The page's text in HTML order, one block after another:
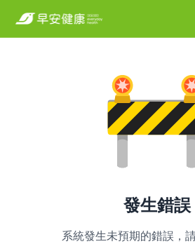
發生錯誤
系統發生未預期的錯誤，請